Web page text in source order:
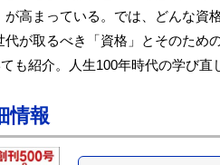
が高まっている。では、どんな資
代が取るべき「資格」とそのため
も紹介。人生100年時代の学び直
情報